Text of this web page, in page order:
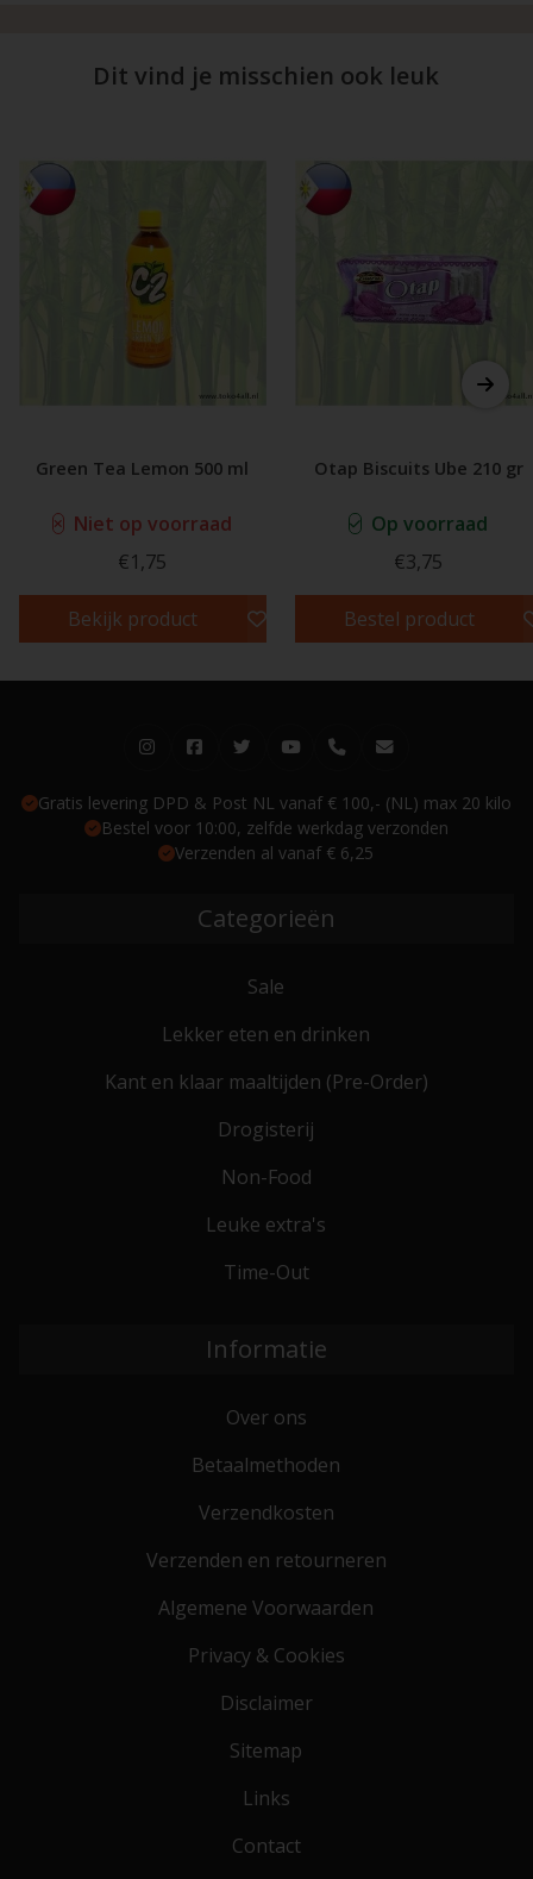
Dit vind je misschien ook leuk
Green Tea Lemon 500 ml
Niet op voorraad
€1,75
Bekijk product
Otap Biscuits Ube 210 gr
Op voorraad
€3,75
Bestel product
Gratis levering DPD & Post NL vanaf € 100,- (NL) max 20 kilo
Bestel voor 10:00, zelfde werkdag verzonden
Verzenden al vanaf € 6,25
Categorieën
Sale
Lekker eten en drinken
Kant en klaar maaltijden (Pre-Order)
Drogisterij
Non-Food
Leuke extra's
Time-Out
Informatie
Over ons
Betaalmethoden
Verzendkosten
Verzenden en retourneren
Algemene Voorwaarden
Privacy & Cookies
Disclaimer
Sitemap
Links
Contact